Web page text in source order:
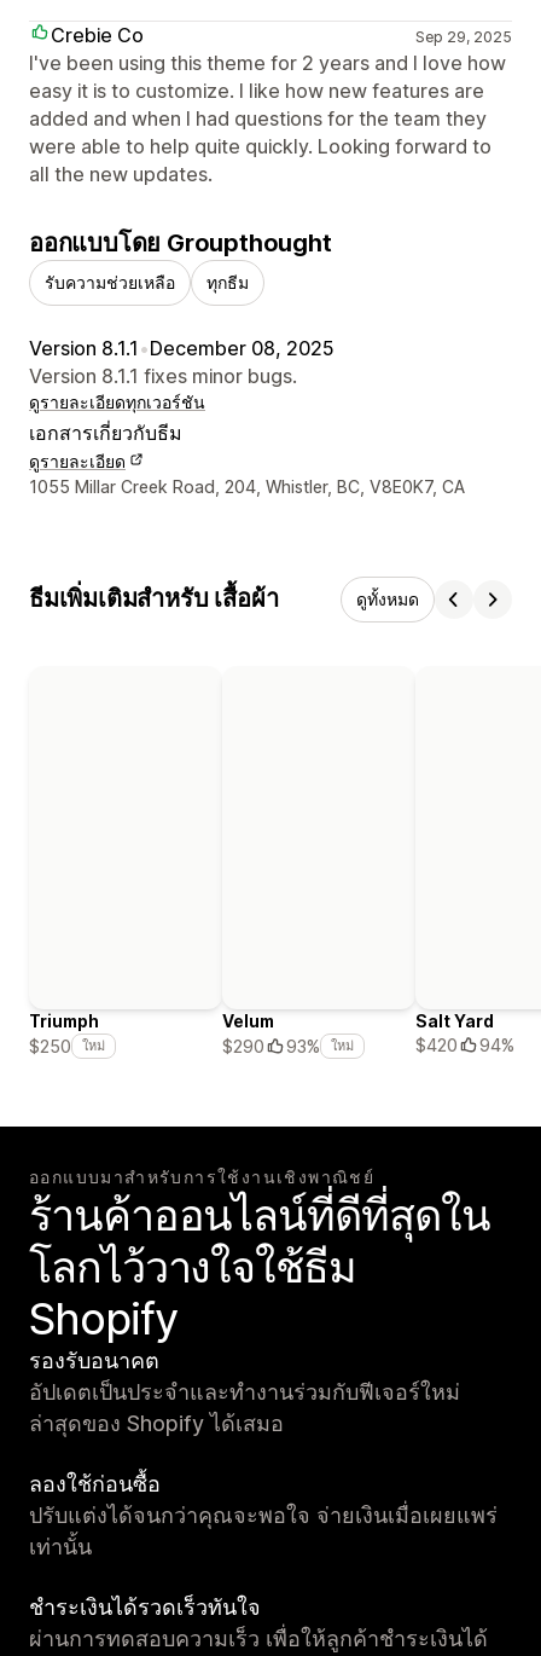
Crebie Co
Sep 29, 2025
I've been using this theme for 2 years and I love how
easy it is to customize. I like how new features are
added and when I had questions for the team they
were able to help quite quickly. Looking forward to
all the new updates.
ออกแบบโดย Groupthought
รับความช่วยเหลือ ทุกธีม
Version 8.1.1 •December 08, 2025
Version 8.1.1 fixes minor bugs.
ดูรายละเอียดทุกเวอร์ชัน
เอกสารเกี่ยวกับธีม
ดูรายละเอียด
รายละเอียดการติดต่อผู้ออกแบบ
1055 Millar Creek Road, 204, Whistler, BC, V8E0K7, CA
ธีมเพิ่มเติมสำหรับ เสื้อผ้า ดูทั้งหมด
Triumph
$250
ใหม่
Velum
$290
93% ใหม่
Salt Yard
$420
94%
ออกแบบมาสำหรับการใช้งานเชิงพาณิชย์
ร้านค้าออนไลน์ที่ดีที่สุดใน
โลกไว้วางใจใช้ธีม
Shopify
รองรับอนาคต
อัปเดตเป็นประจำและทำงานร่วมกับฟีเจอร์ใหม่
ล่าสุดของ Shopify ได้เสมอ
ลองใช้ก่อนซื้อ
ปรับแต่งได้จนกว่าคุณจะพอใจ จ่ายเงินเมื่อเผยแพร่
เท่านั้น
ชำระเงินได้รวดเร็วทันใจ
ผ่านการทดสอบความเร็ว เพื่อให้ลูกค้าชำระเงินได้